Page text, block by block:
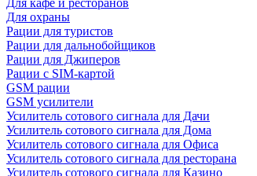
Для кафе и ресторанов
Для охраны
Рации для туристов
Рации для дальнобойщиков
Рации для Джиперов
Рации с SIM-картой
GSM рации
GSM усилители
Усилитель сотового сигнала для Дачи
Усилитель сотового сигнала для Дома
Усилитель сотового сигнала для Офиса
Усилитель сотового сигнала для ресторана
Усилитель сотового сигнала для Казино